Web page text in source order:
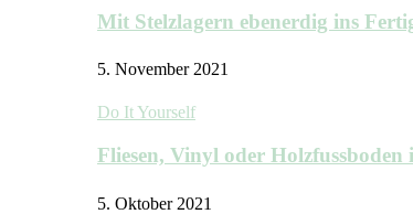
Mit Stelzlagern ebenerdig ins
5. November 2021
Do It Yourself
Fliesen, Vinyl oder
5. Oktober 2021